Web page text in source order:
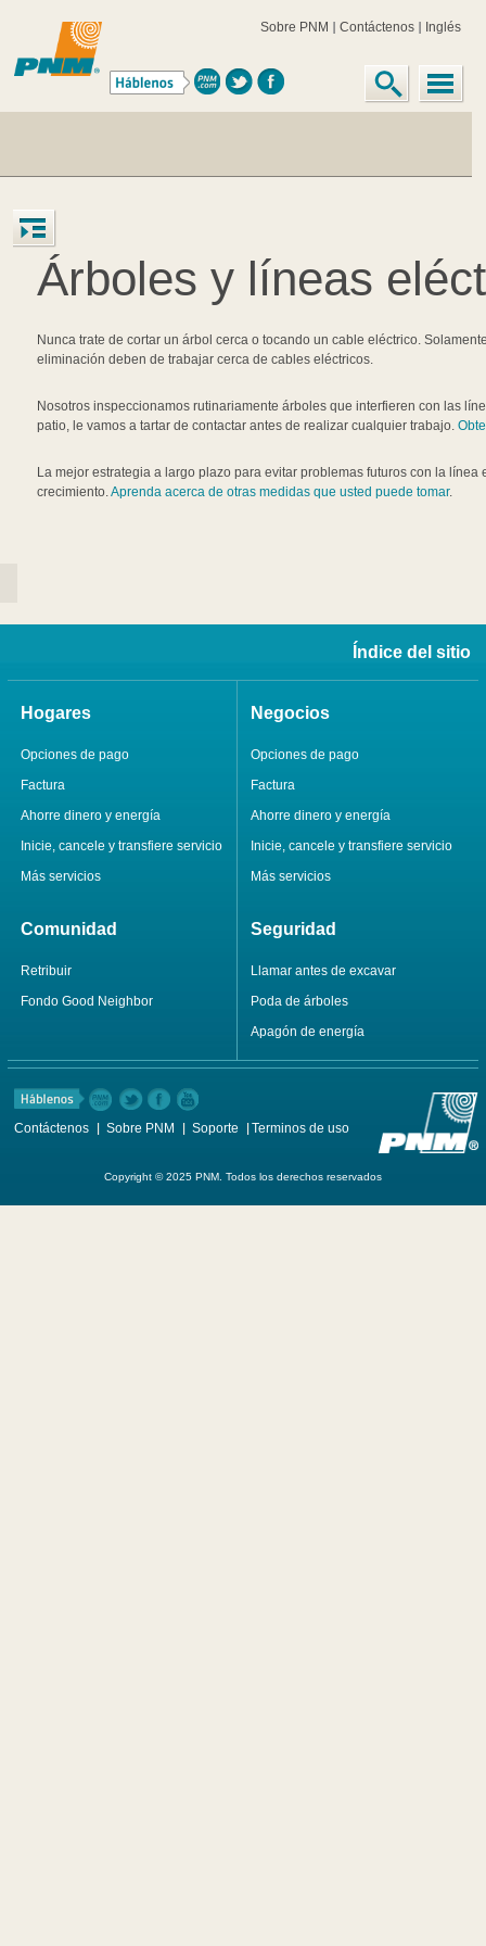
Sobre PNM Contáctenos Inglés
Árboles y líneas
Nunca trate de cortar un árbol cerca o tocando un cable eléctrico.
eliminación deben de trabajar cerca de cables eléctricos.
Nosotros inspeccionamos rutinariamente árboles que interfieren con las
patio, le vamos a tartar de contactar antes de realizar cualquier trabajo.
La mejor estrategia a largo plazo para evitar problemas futuros con la
crecimiento.Aprenda acerca de otras medidas que usted puede tomar.
Índice del sitio
Hogares
Opciones de pago
Factura
Ahorre dinero y energía
Inicie, cancele y transfiere servicio
Más servicios
Negocios
Opciones de pago
Factura
Ahorre dinero y energía
Inicie, cancele y transfiere servicio
Más servicios
Comunidad
Retribuir
Fondo Good Neighbor
Seguridad
Llamar antes de excavar
Poda de árboles
Apagón de energía
Contáctenos Sobre PNM Soporte Terminos de uso
Copyright © 2025 PNM. Todos los derechos reservados